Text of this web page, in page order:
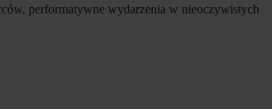
performatywne wydarzenia w nieoczywistych